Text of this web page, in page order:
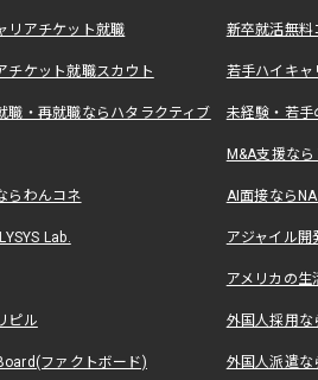
リアチケット就職 新卒就活無料
チケット就職スカウト 若手ハイキ
職・再就職ならハタラクティブ 未経験・若手
M&A支援な
らわんコネ AI面接なら
Lab. アジャイル
アメリカの
ピル 外国人採用
ファクトボード) 外国人派遣な